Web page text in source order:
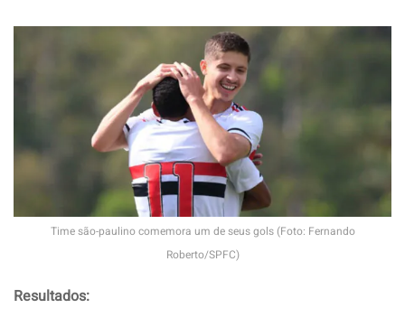
Time são-paulino comemora um de seus gols (Foto: Fernando
Roberto/SPFC)
Resultados: